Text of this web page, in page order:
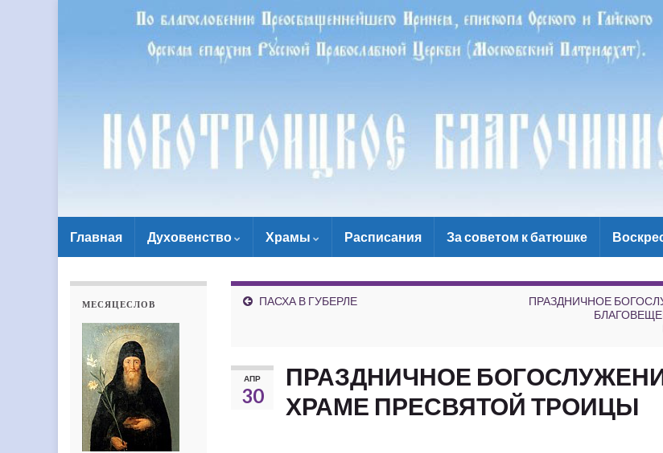
Главная Духовенство Храмы Расписания За советом к батюшке
ПАСХА В ГУБЕРЛЕ
ПРАЗДНИЧНОЕ
АПР
30
ПРАЗДНИЧНОЕ
ХРАМЕ ПРЕСВЯТОЙ ТРОИЦЫ
МЕСЯЦЕСЛОВ